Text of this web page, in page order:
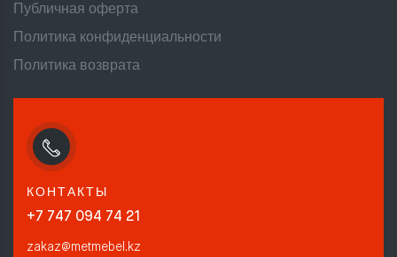
Публичная оферта
Политика конфиденциальности
Политика возврата
КОНТАКТЫ
+7 747 094 74 21
zakaz@metmebel.kz